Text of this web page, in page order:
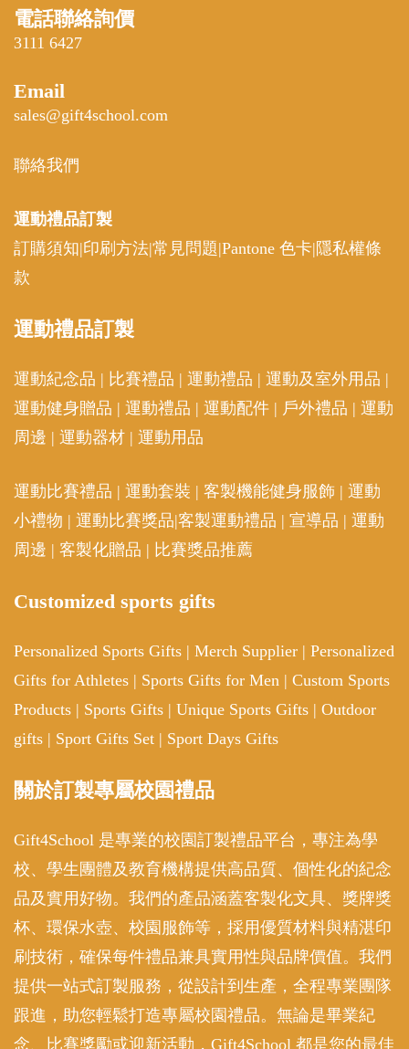
電話聯絡詢價
3111 6427
Email
sales@gift4school.com
聯絡我們
運動禮品訂製
訂購須知|印刷方法|常見問題|Pantone 色卡| 隱私權條
款
運動禮品訂製
運動紀念品 | 比賽禮品 | 運動禮品 | 運動及室外用品 |
運動健身贈品 | 運動禮品 | 運動配件 | 戶外禮品 | 運動
周邊 | 運動器材 | 運動用品
運動比賽禮品 | 運動套裝 | 客製機能健身服飾 | 運動
小禮物 | 運動比賽獎品|客製運動禮品 | 宣導品 | 運動
周邊 | 客製化贈品 | 比賽獎品推薦
Customized sports gifts
Personalized Sports Gifts | Merch Supplier | Personalized
Gifts for Athletes | Sports Gifts for Men | Custom Sports
Products | Sports Gifts | Unique Sports Gifts | Outdoor
gifts | Sport Gifts Set | Sport Days Gifts
關於訂製專屬校園禮品
Gift4School 是專業的校園訂製禮品平台，專注為學
校、學生團體及教育機構提供高品質、個性化的紀念
品及實用好物。我們的產品涵蓋客製化文具、獎牌獎
杯、環保水壺、校園服飾等，採用優質材料與精湛印
刷技術，確保每件禮品兼具實用性與品牌價值。我們
提供一站式訂製服務，從設計到生產，全程專業團隊
跟進，助您輕鬆打造專屬校園禮品。無論是畢業紀
念、比賽獎勵或迎新活動，Gift4School 都是您的最佳